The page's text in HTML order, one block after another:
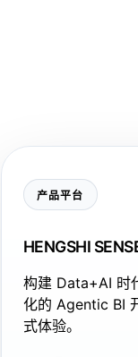
产品平台
HENGSHI
构建 Data+AI 时
化的 Agentic BI
式体验。